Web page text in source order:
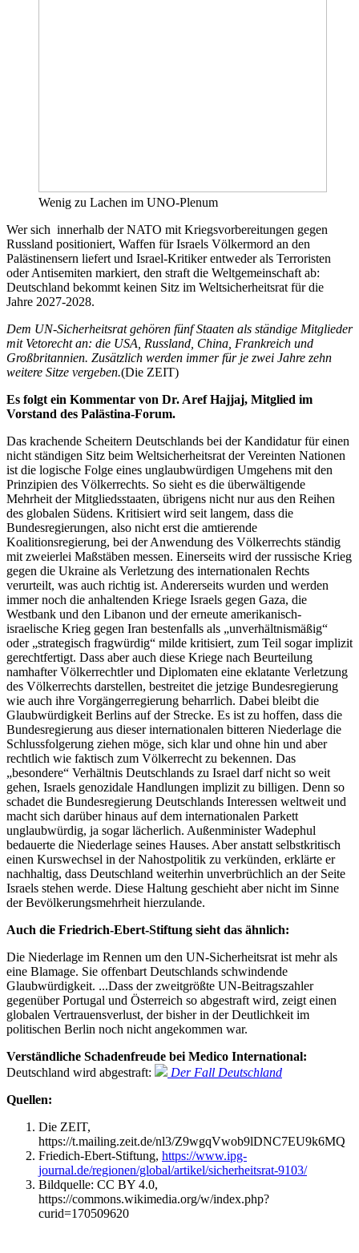
Wenig zu Lachen im UNO-Plenum
Wer sich innerhalb der NATO mit Kriegsvorbereitungen gegen
Russland positioniert, Waffen für Israels Völkermord an den
Palästinensern liefert und Israel-Kritiker entweder als Terroristen
oder Antisemiten markiert, den straft die Weltgemeinschaft ab:
Deutschland bekommt keinen Sitz im Weltsicherheitsrat für die
Jahre 2027-2028.
Dem UN-Sicherheitsrat gehören fünf Staaten als ständige Mitglieder
mit Vetorecht an: die USA, Russland, China, Frankreich und
Großbritannien. Zusätzlich werden immer für je zwei Jahre zehn
weitere Sitze vergeben.(Die ZEIT)
Es folgt ein Kommentar von Dr. Aref Hajjaj, Mitglied im
Vorstand des Palästina-Forum.
Das krachende Scheitern Deutschlands bei der Kandidatur für einen
nicht ständigen Sitz beim Weltsicherheitsrat der Vereinten Nationen
ist die logische Folge eines unglaubwürdigen Umgehens mit den
Prinzipien des Völkerrechts. So sieht es die überwältigende
Mehrheit der Mitgliedsstaaten, übrigens nicht nur aus den Reihen
des globalen Südens. Kritisiert wird seit langem, dass die
Bundesregierungen, also nicht erst die amtierende
Koalitionsregierung, bei der Anwendung des Völkerrechts ständig
mit zweierlei Maßstäben messen. Einerseits wird der russische Krieg
gegen die Ukraine als Verletzung des internationalen Rechts
verurteilt, was auch richtig ist. Andererseits wurden und werden
immer noch die anhaltenden Kriege Israels gegen Gaza, die
Westbank und den Libanon und der erneute amerikanisch-
israelische Krieg gegen Iran bestenfalls als „unverhältnismäßig“
oder „strategisch fragwürdig“ milde kritisiert, zum Teil sogar implizit
gerechtfertigt. Dass aber auch diese Kriege nach Beurteilung
namhafter Völkerrechtler und Diplomaten eine eklatante Verletzung
des Völkerrechts darstellen, bestreitet die jetzige Bundesregierung
wie auch ihre Vorgängerregierung beharrlich. Dabei bleibt die
Glaubwürdigkeit Berlins auf der Strecke. Es ist zu hoffen, dass die
Bundesregierung aus dieser internationalen bitteren Niederlage die
Schlussfolgerung ziehen möge, sich klar und ohne hin und aber
rechtlich wie faktisch zum Völkerrecht zu bekennen. Das
„besondere“ Verhältnis Deutschlands zu Israel darf nicht so weit
gehen, Israels genozidale Handlungen implizit zu billigen. Denn so
schadet die Bundesregierung Deutschlands Interessen weltweit und
macht sich darüber hinaus auf dem internationalen Parkett
unglaubwürdig, ja sogar lächerlich. Außenminister Wadephul
bedauerte die Niederlage seines Hauses. Aber anstatt selbstkritisch
einen Kurswechsel in der Nahostpolitik zu verkünden, erklärte er
nachhaltig, dass Deutschland weiterhin unverbrüchlich an der Seite
Israels stehen werde. Diese Haltung geschieht aber nicht im Sinne
der Bevölkerungsmehrheit hierzulande.
Auch die Friedrich-Ebert-Stiftung sieht das ähnlich:
Die Niederlage im Rennen um den UN-Sicherheitsrat ist mehr als
eine Blamage. Sie offenbart Deutschlands schwindende
Glaubwürdigkeit. ...Dass der zweitgrößte UN-Beitragszahler
gegenüber Portugal und Österreich so abgestraft wird, zeigt einen
globalen Vertrauensverlust, der bisher in der Deutlichkeit im
politischen Berlin noch nicht angekommen war.
Verständliche Schadenfreude bei Medico International:
Deutschland wird abgestraft:
Der Fall Deutschland
Quellen:
Die ZEIT,
https://t.mailing.zeit.de/nl3/Z9wgqVwob9lDNC7EU9k6MQ
Friedich-Ebert-Stiftung, https://www.ipg-
journal.de/regionen/global/artikel/sicherheitsrat-9103/
Bildquelle: CC BY 4.0,
https://commons.wikimedia.org/w/index.php?
curid=170509620